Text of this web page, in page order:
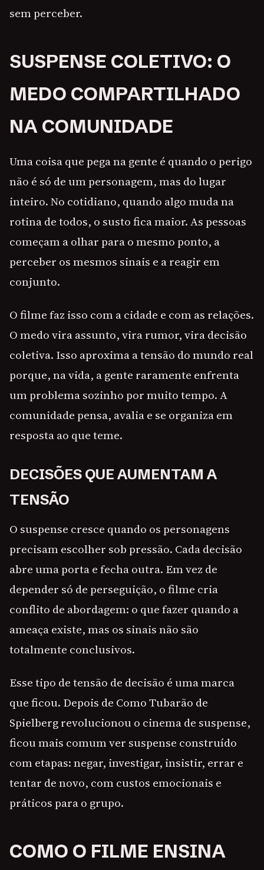
sem perceber.
SUSPENSE COLETIVO: O
MEDO COMPARTILHADO
NA COMUNIDADE
Uma coisa que pega na gente é quando o perigo
não é só de um personagem, mas do lugar
inteiro. No cotidiano, quando algo muda na
rotina de todos, o susto fica maior. As pessoas
começam a olhar para o mesmo ponto, a
perceber os mesmos sinais e a reagir em
conjunto.
O filme faz isso com a cidade e com as relações.
O medo vira assunto, vira rumor, vira decisão
coletiva. Isso aproxima a tensão do mundo real
porque, na vida, a gente raramente enfrenta
um problema sozinho por muito tempo. A
comunidade pensa, avalia e se organiza em
resposta ao que teme.
DECISÕES QUE AUMENTAM A
TENSÃO
O suspense cresce quando os personagens
precisam escolher sob pressão. Cada decisão
abre uma porta e fecha outra. Em vez de
depender só de perseguição, o filme cria
conflito de abordagem: o que fazer quando a
ameaça existe, mas os sinais não são
totalmente conclusivos.
Esse tipo de tensão de decisão é uma marca
que ficou. Depois de Como Tubarão de
Spielberg revolucionou o cinema de suspense,
ficou mais comum ver suspense construído
com etapas: negar, investigar, insistir, errar e
tentar de novo, com custos emocionais e
práticos para o grupo.
COMO O FILME ENSINA